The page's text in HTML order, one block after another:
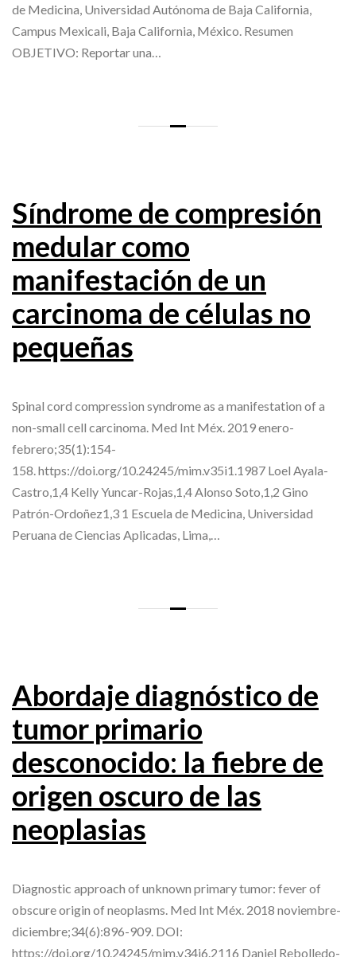
de Medicina, Universidad Autónoma de Baja California,
Campus Mexicali, Baja California, México. Resumen
OBJETIVO: Reportar una…
Síndrome de compresión
medular como
manifestación de un
carcinoma de células no
pequeñas
Spinal cord compression syndrome as a manifestation of a
non-small cell carcinoma. Med Int Méx. 2019 enero-
febrero;35(1):154-
158. https://doi.org/10.24245/mim.v35i1.1987 Loel Ayala-
Castro,1,4 Kelly Yuncar-Rojas,1,4 Alonso Soto,1,2 Gino
Patrón-Ordoñez1,3 1 Escuela de Medicina, Universidad
Peruana de Ciencias Aplicadas, Lima,…
Abordaje diagnóstico de
tumor primario
desconocido: la fiebre de
origen oscuro de las
neoplasias
Diagnostic approach of unknown primary tumor: fever of
obscure origin of neoplasms. Med Int Méx. 2018 noviembre-
diciembre;34(6):896-909. DOI:
https://doi.org/10.24245/mim.v34i6.2116 Daniel Rebolledo-